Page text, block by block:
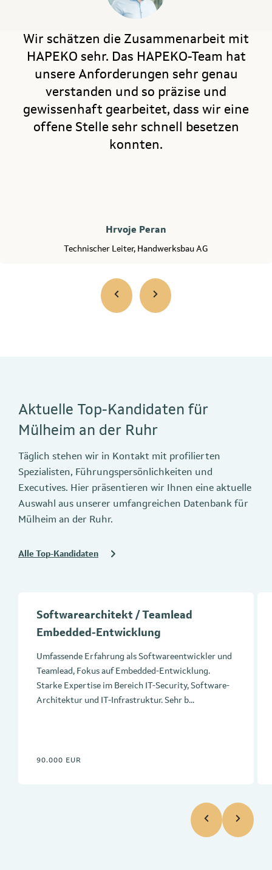
Wir schätzen die Zusammenarbeit mit
HAPEKO sehr. Das HAPEKO-Team hat
unsere Anforderungen sehr genau
verstanden und so präzise und
gewissenhaft gearbeitet, dass wir eine
offene Stelle sehr schnell besetzen
konnten.
Hrvoje Peran
Technischer Leiter, Handwerksbau AG
Aktuelle Top-Kandidaten für
Mülheim an der Ruhr
Täglich stehen wir in Kontakt mit profilierten
Spezialisten, Führungspersönlichkeiten und
Executives. Hier präsentieren wir Ihnen eine aktuelle
Auswahl aus unserer umfangreichen Datenbank für
Mülheim an der Ruhr.
Alle Top-Kandidaten
Softwarearchitekt / Teamlead
Embedded-Entwicklung
Umfassende Erfahrung als Softwareentwickler und
Teamlead, Fokus auf Embedded-Entwicklung.
Starke Expertise im Bereich IT-Security, Software-
Architektur und IT-Infrastruktur. Sehr b...
90.000 EUR